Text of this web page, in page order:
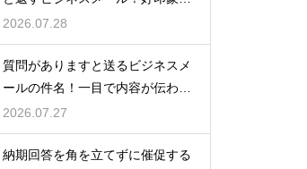
例文
2026.07.28
質問がありますと送るビジネスメ
ールの件名！一目で内容が伝わる
書き方
2026.07.27
納期回答を角を立てずに催促する